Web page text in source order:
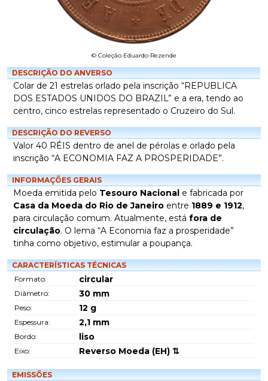
© Coleção Eduardo Rezende
DESCRIÇÃO DO ANVERSO
Colar de 21 estrelas orlado pela inscrição “REPUBLICA
DOS ESTADOS UNIDOS DO BRAZIL” e a era, tendo ao
centro, cinco estrelas representado o Cruzeiro do Sul.
DESCRIÇÃO DO REVERSO
Valor 40 RÉIS dentro de anel de pérolas e orlado pela
inscrição “A ECONOMIA FAZ A PROSPERIDADE”.
INFORMAÇÕES GERAIS
Moeda emitida pelo Tesouro Nacional e fabricada por
Casa da Moeda do Rio de Janeiro entre 1889 e 1912,
para circulação comum. Atualmente, está fora de
circulação. O lema “A Economia faz a prosperidade”
tinha como objetivo, estimular a poupança.
CARACTERÍSTICAS TÉCNICAS
Formato:
circular
Diâmetro: 30 mm
Peso: 12 g
Espessura: 2,1 mm
Bordo: liso
Eixo: Reverso Moeda (EH) ⇅
EMISSÕES